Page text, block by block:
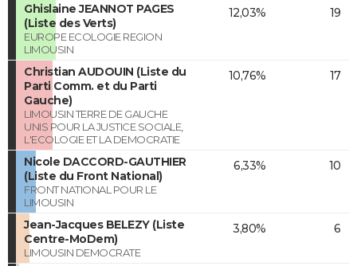
Ghislaine JEANNOT PAGES
(Liste des Verts)
EUROPE ECOLOGIE REGION
LIMOUSIN
12,03% 19
Christian AUDOUIN (Liste du
Parti Comm. et du Parti
Gauche)
LIMOUSIN TERRE DE GAUCHE
UNIS POUR LA JUSTICE SOCIALE,
L'ECOLOGIE ET LA DEMOCRATIE
10,76% 17
Nicole DACCORD-GAUTHIER
(Liste du Front National)
FRONT NATIONAL POUR LE
LIMOUSIN
6,33% 10
Jean-Jacques BELEZY (Liste
Centre-MoDem)
LIMOUSIN DEMOCRATE
3,80% 6